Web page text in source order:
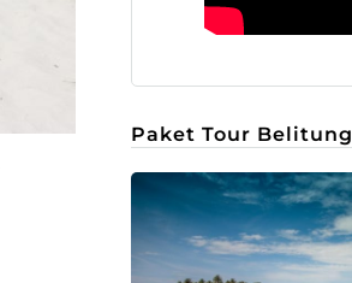
Paket Tour Belitung